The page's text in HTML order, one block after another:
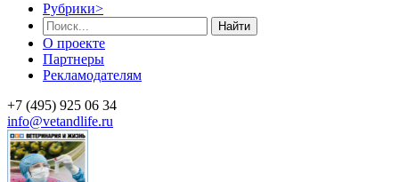
Рубрики>
Найти
О проекте
Партнеры
Рекламодателям
+7 (495) 925 06 34
info@vetandlife.ru